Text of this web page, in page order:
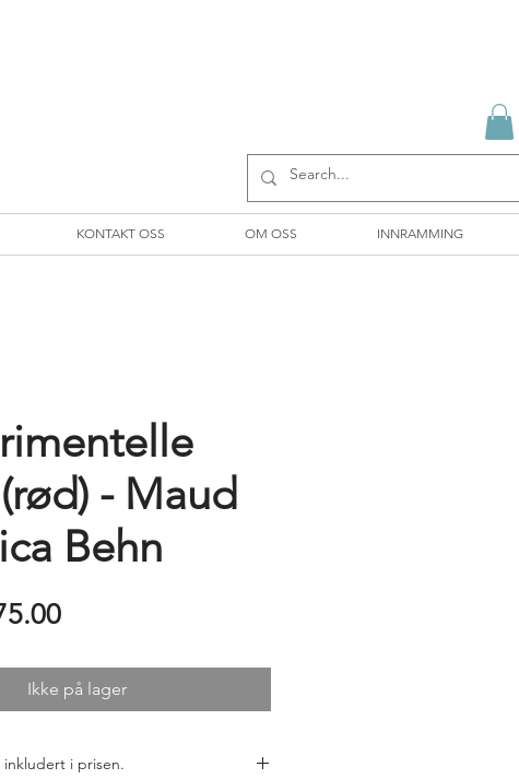
KONTAKT OSS OM OSS INNRAMMING
- Maud
Behn
Price
Ikke på lager
inkludert i prisen.